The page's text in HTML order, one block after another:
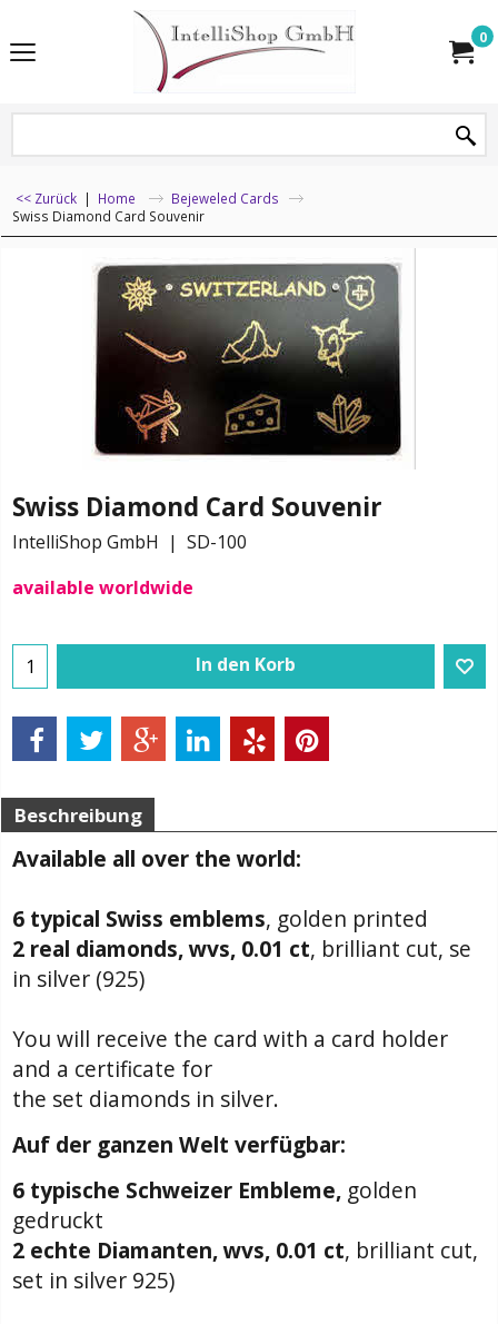
0
<< Zurück | Home
Bejeweled Cards
Swiss Diamond Card Souvenir
Swiss Diamond Card Souvenir
IntelliShop GmbH
SD-100
available worldwide
In den Korb
Beschreibung
Available all over the world:
6 typical Swiss emblems, golden printed
2 real diamonds, wvs, 0.01 ct, brilliant cut, se
in silver (925)
You will receive the card with a card holder
and a certificate for
the set diamonds in silver.
Auf der ganzen Welt verfügbar:
6 typische Schweizer Embleme, golden
gedruckt
2 echte Diamanten, wvs, 0.01 ct, brilliant cut,
set in silver 925)